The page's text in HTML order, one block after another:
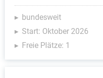
bundesweit
Start: Oktober 2026
Freie Plätze: 1